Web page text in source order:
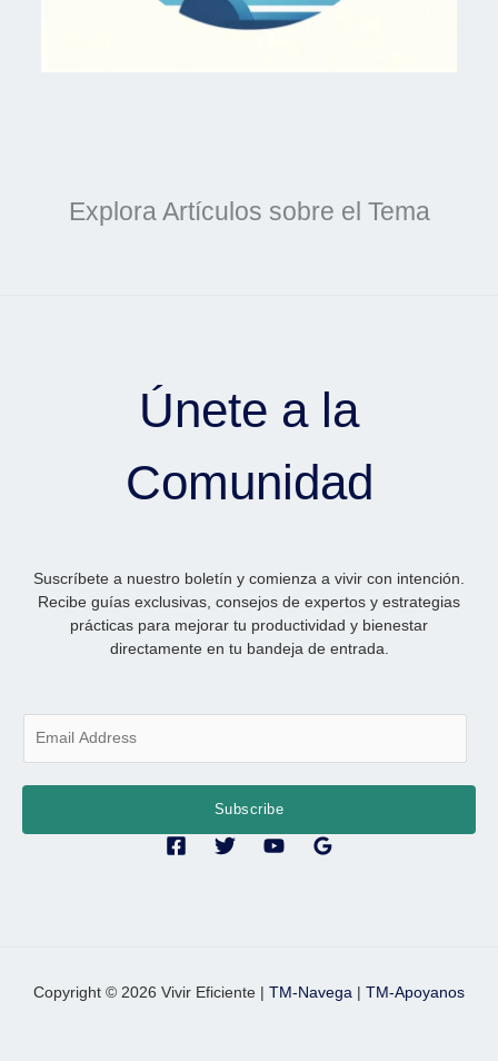
Explora Artículos sobre el Tema
Únete a la
Comunidad
Suscríbete a nuestro boletín y comienza a vivir con intención.
Recibe guías exclusivas, consejos de expertos y estrategias
prácticas para mejorar tu productividad y bienestar
directamente en tu bandeja de entrada.
Subscribe
Copyright © 2026 Vivir Eficiente | TM-Navega | TM-Apoyanos